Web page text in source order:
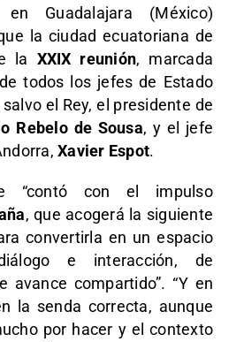
en Guadalajara (México)
la ciudad ecuatoriana de
la XXIX reunión, marcada
todos los jefes de Estado
el Rey, el presidente de
Rebelo de Sousa, y el jefe
Xavier Espot.
“contó con el impulso
, que acogerá la siguiente
convertirla en un espacio
e interacción, de
avance compartido”. “Y en
la senda correcta, aunque
por hacer y el contexto